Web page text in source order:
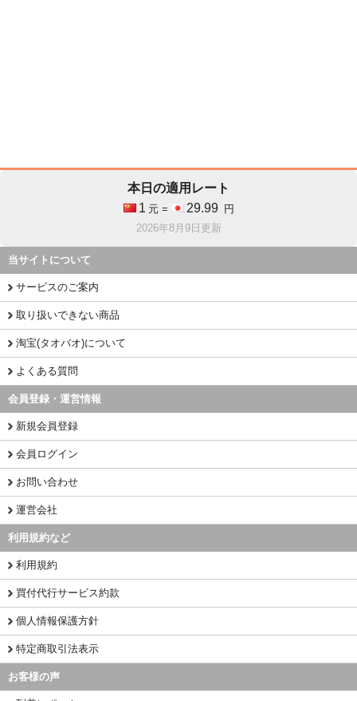
本日の適用レート
1 元 = 29.99
円
2026年8月9日更新
当サイトについて
サービスのご案内
取り扱いできない商品
淘宝(タオバオ)について
よくある質問
会員登録・運営情報
新規会員登録
会員ログイン
お問い合わせ
運営会社
利用規約など
利用規約
買付代行サービス約款
個人情報保護方針
特定商取引法表示
お客様の声